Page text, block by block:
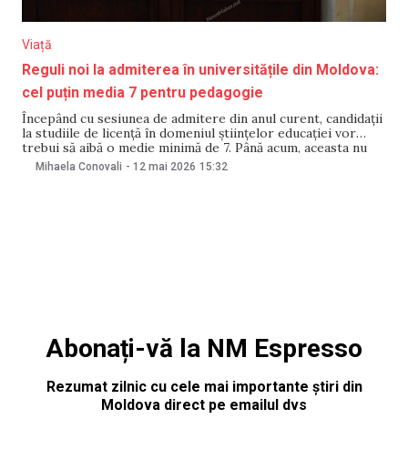
Viață
Reguli noi la admiterea în universitățile din Moldova:
cel puțin media 7 pentru pedagogie
Începând cu sesiunea de admitere din anul curent, candidații
la studiile de licență în domeniul științelor educației vor
trebui să aibă o medie minimă de 7. Până acum, aceasta nu
putea fi mai mică de 6,50. Noutatea a fost comunicată pe 12
Mihaela Conovali - 12 mai 2026 15:32
Abonați-vă la NM Espresso
Rezumat zilnic cu cele mai importante știri din
Moldova direct pe emailul dvs